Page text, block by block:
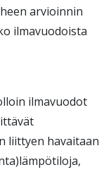
arvioinnin
ilmavuodoista
ilmavuodot
liittyen havaitaan